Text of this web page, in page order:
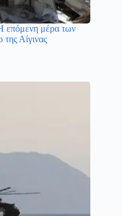
επόμενη μέρα των
Αίγινας